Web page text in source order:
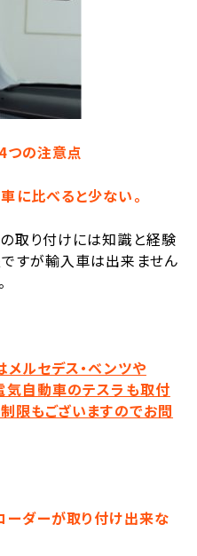
つの注意点
に比べると少ない。
取り付けには知識と経験
すが輸入車は出来ません
ルセデス・ベンツや
気自動車のテスラも取付
限もございますのでお問
ーダーが取り付け出来な